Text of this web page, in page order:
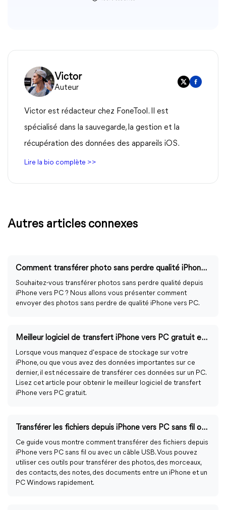
Victor
Auteur
Victor est rédacteur chez FoneTool. Il est
spécialisé dans la sauvegarde, la gestion et la
récupération des données des appareils iOS.
Lire la bio complète >>
Autres articles connexes
Comment transférer photo sans perdre qualité iPhone vers PC ?
Souhaitez-vous transférer photos sans perdre qualité depuis
iPhone vers PC ? Nous allons vous présenter comment
envoyer des photos sans perdre de qualité iPhone vers PC.
Meilleur logiciel de transfert iPhone vers PC gratuit en 2024
Lorsque vous manquez d'espace de stockage sur votre
iPhone, ou que vous avez des données importantes sur ce
dernier, il est nécessaire de transférer ces données sur un PC.
Lisez cet article pour obtenir le meilleur logiciel de transfert
iPhone vers PC gratuit.
Transférer les fichiers depuis iPhone vers PC sans fil ou avec USB
Ce guide vous montre comment transférer des fichiers depuis
iPhone vers PC sans fil ou avec un câble USB. Vous pouvez
utiliser ces outils pour transférer des photos, des morceaux,
des contacts, des notes, des documents entre un iPhone et un
PC Windows rapidement.